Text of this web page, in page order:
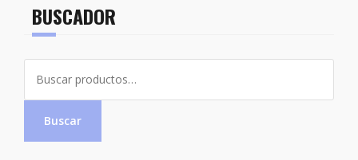
BUSCADOR
por:
Buscar